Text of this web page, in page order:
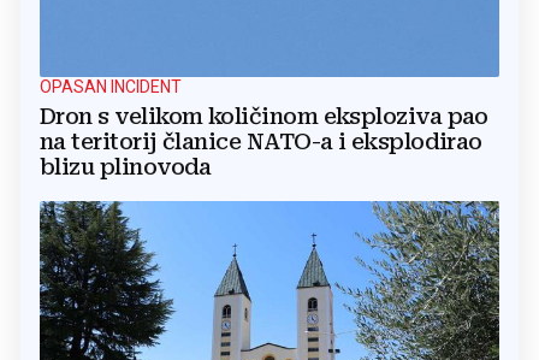
OPASAN INCIDENT
Dron s velikom količinom eksploziva pao
na teritorij članice NATO-a i eksplodirao
blizu plinovoda